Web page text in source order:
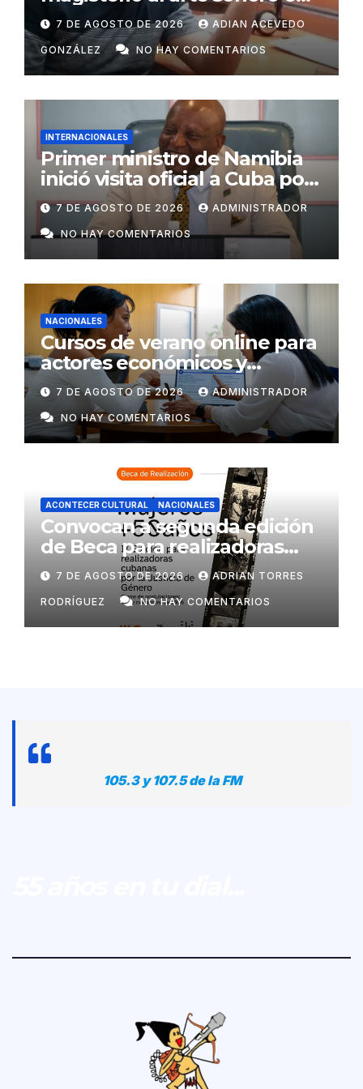
Radio Ariguanabo
7 DE AGOSTO DE 2026 ADIAN ACEVEDO
GONZÁLEZ NO HAY COMENTARIOS
INTERNACIONALES
Primer ministro de Namibia
inició visita oficial a Cuba por
invitación de Manuel Marrero
7 DE AGOSTO DE 2026 ADMINISTRADOR
NO HAY COMENTARIOS
NACIONALES
Cursos de verano online para
actores económicos y
estatales
7 DE AGOSTO DE 2026 ADMINISTRADOR
NO HAY COMENTARIOS
ACONTECER CULTURAL NACIONALES
Convocan a segunda edición
de Beca para realizadoras
mayores de 50 años
7 DE AGOSTO DE 2026 ADRIAN TORRES
RODRÍGUEZ NO HAY COMENTARIOS
105.3 y 107.5 de la FM